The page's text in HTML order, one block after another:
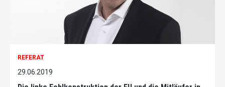
REFERAT
29.06.2019